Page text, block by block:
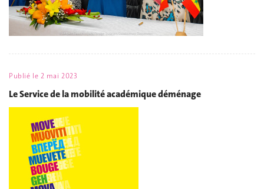
Publié le 2 mai 2023
Le Service de la mobilité académique déménage